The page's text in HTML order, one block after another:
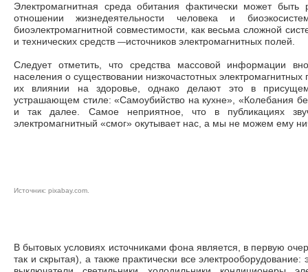
Электромагнитная среда обитания фактически может быть
отношении жизнедеятельности человека и
биоэлектромагнитной совместимости, как весьма сложной
и технических средств —источников электромагнитных полей.
Следует отметить, что средства массовой информации
населения о существовании низко­частотных
их влиянии на здоровье, однако делают это в
устрашающем стиле: «Самоубийство на кухне», «Колебания
и так далее. Самое неприятное, что в публикациях
электромагнитный «смог» окутывает нас, а мы не мо­жем ему
Источник: pixabay.com.
В бытовых условиях источниками фона является, в первую
так и скрытая), а также практически все электрооборудование: